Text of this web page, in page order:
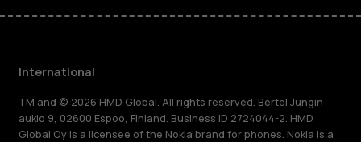
International
TM and © 2026 HMD Global. All rights reserved. Bertel Jungin
aukio 9, 02600 Espoo, Finland. Business ID 2724044-2. HMD
Global Oy is a licensee of the Nokia brand for phones. Nokia is a